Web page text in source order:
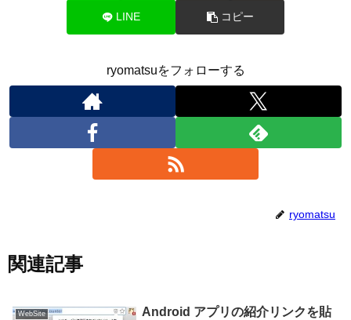
LINE コピー
ryomatsuをフォローする
ryomatsu
関連記事
WebSite
Android アプリの紹介リンクを貼